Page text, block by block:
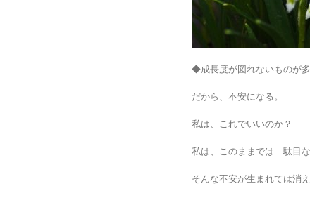
◆成長度が図れないものが
だから、不安になる。
私は、これでいいのか？
私は、このままでは 駄目
そんな不安が生まれては消